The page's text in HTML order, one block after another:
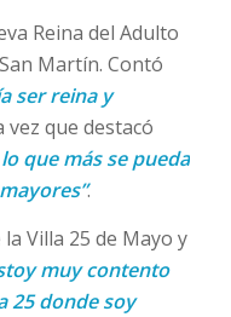
Reina del Adulto
Martín. Contó
ser reina y
vez que destacó
que más se pueda
.
Villa 25 de Mayo y
muy contento
25 donde soy